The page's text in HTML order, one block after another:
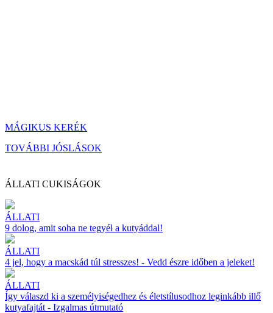
MÁGIKUS KERÉK
TOVÁBBI JÓSLÁSOK
ÁLLATI CUKISÁGOK
ÁLLATI
9 dolog, amit soha ne tegyél a kutyáddal!
ÁLLATI
4 jel, hogy a macskád túl stresszes! - Vedd észre időben a jeleket!
ÁLLATI
Így válaszd ki a személyiségedhez és életstílusodhoz leginkább illő
kutyafajtát - Izgalmas útmutató